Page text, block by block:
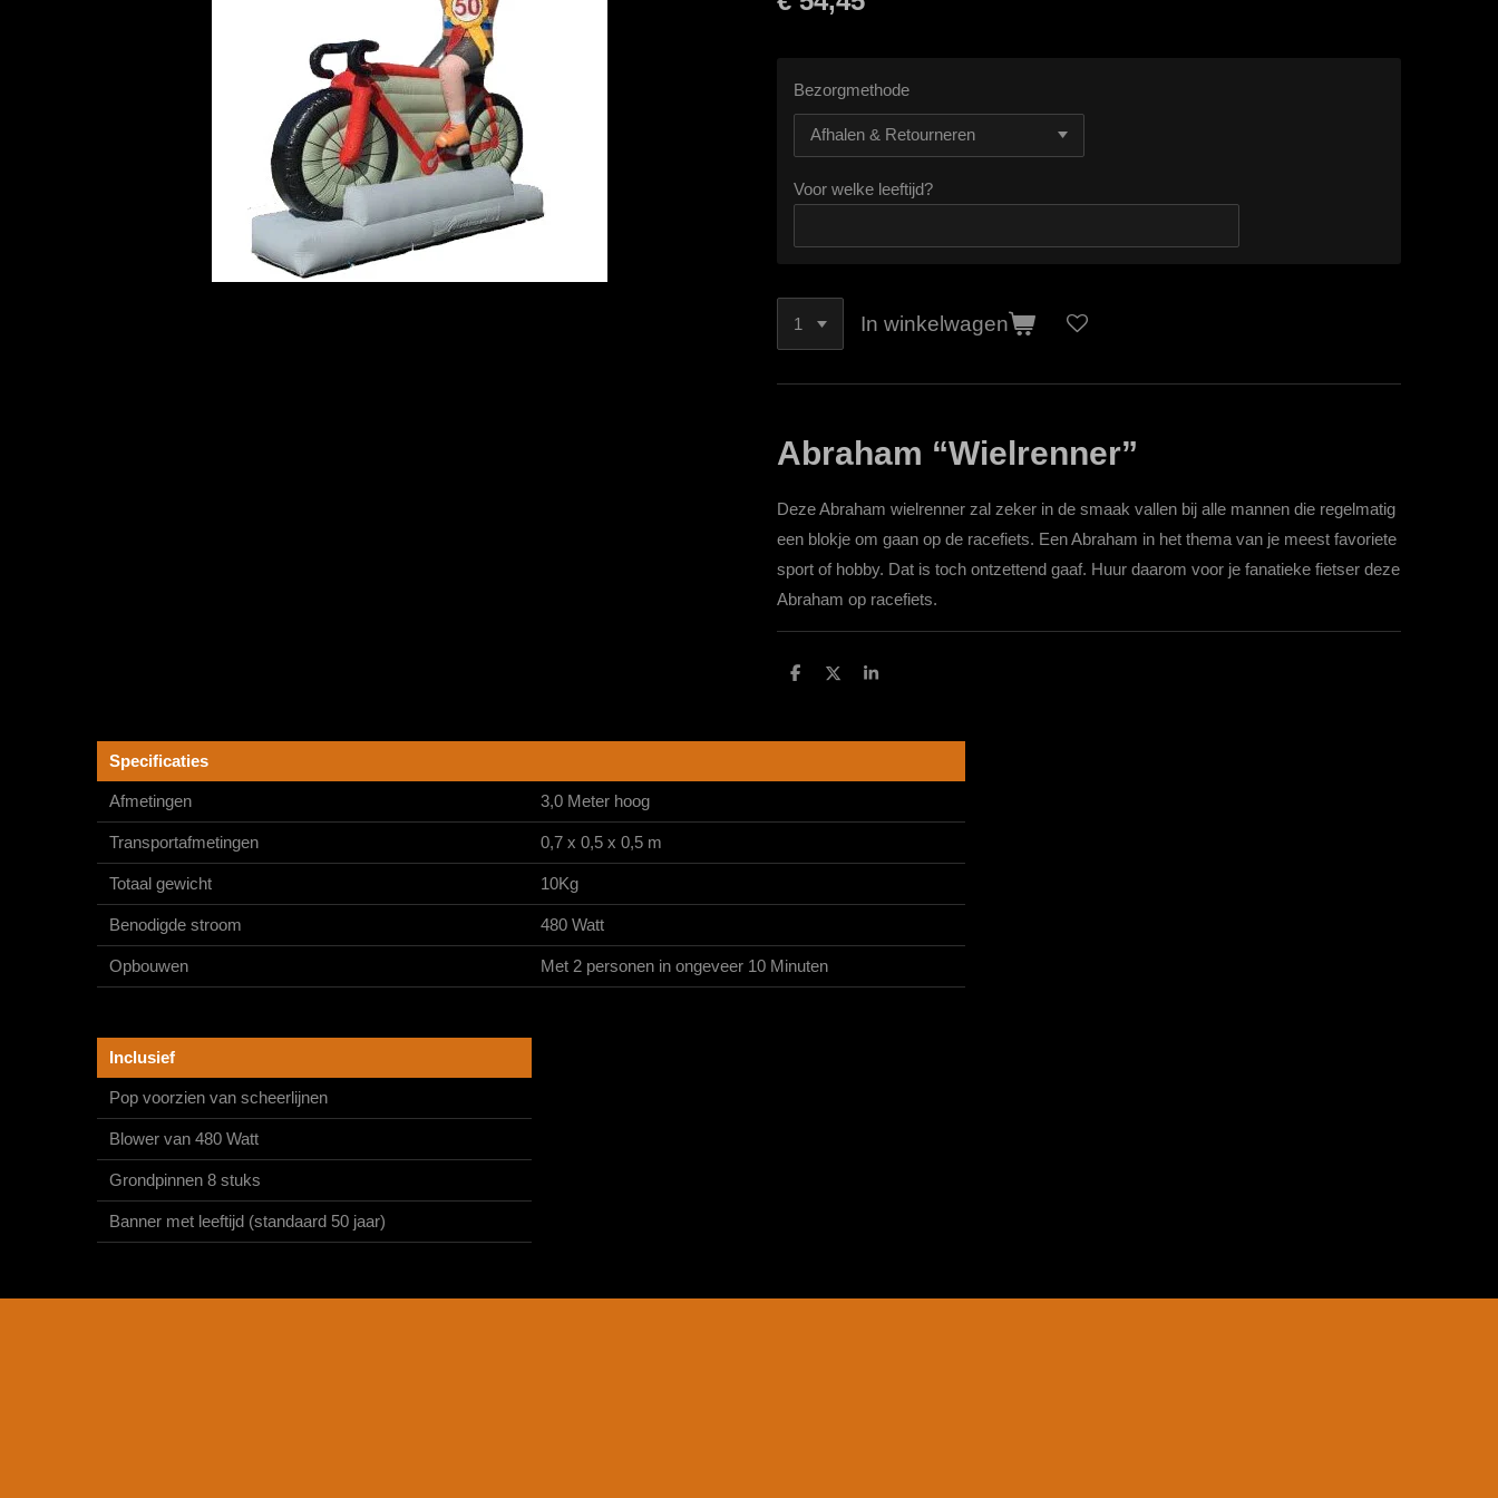
Bezorgmethode
Voor welke leeftijd?
In winkelwagen
Abraham “Wielrenner”
Deze Abraham wielrenner zal zeker in de smaak vallen bij alle mannen die regelmatig
een blokje om gaan op de racefiets. Een Abraham in het thema van je meest favoriete
sport of hobby. Dat is toch ontzettend gaaf. Huur daarom voor je fanatieke fietser deze
Abraham op racefiets.
D
n
D
S
e
Specificaties
Afmetingen 3,0 Meter hoog
Transportafmetingen 0,7 x 0,5 x 0,5 m
Totaal gewicht 10Kg
Benodigde stroom 480 Watt
Opbouwen Met 2 personen in ongeveer 10 Minuten
Inclusief
Pop voorzien van scheerlijnen
Blower van 480 Watt
Grondpinnen 8 stuks
Banner met leeftijd (standaard 50 jaar)